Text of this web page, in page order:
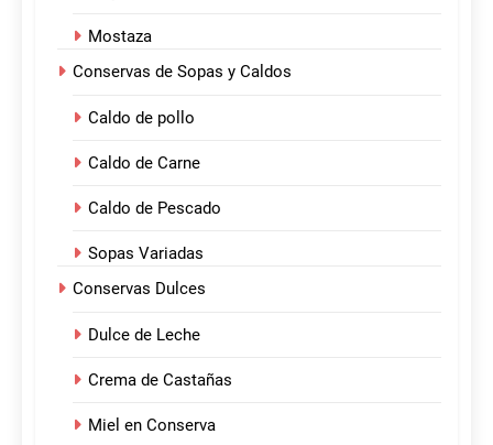
Mostaza
Conservas de Sopas y Caldos
Caldo de pollo
Caldo de Carne
Caldo de Pescado
Sopas Variadas
Conservas Dulces
Dulce de Leche
Crema de Castañas
Miel en Conserva